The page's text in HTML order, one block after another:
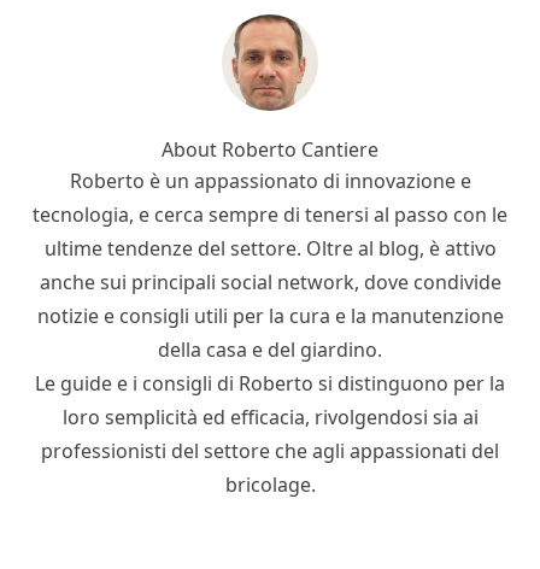
About Roberto Cantiere
Roberto è un appassionato di innovazione e
tecnologia, e cerca sempre di tenersi al passo con le
ultime tendenze del settore. Oltre al blog, è attivo
anche sui principali social network, dove condivide
notizie e consigli utili per la cura e la manutenzione
della casa e del giardino.
Le guide e i consigli di Roberto si distinguono per la
loro semplicità ed efficacia, rivolgendosi sia ai
professionisti del settore che agli appassionati del
bricolage.